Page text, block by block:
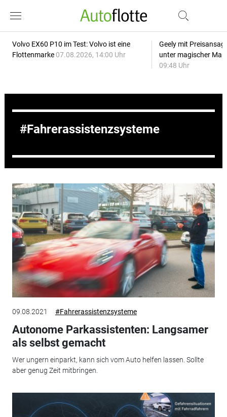
Volvo EX60 P10 im Test: Volvo ist eine
Flottenmarke 07.08.2026, 14:00 Uhr
Geely mit
unter magischer
09:48 Uhr
Fahrerassistenzsysteme
09.08.2021 #Fahrerassistenzsysteme
Autonome Parkassistenten: Langsamer
als selbst gemacht
Wer ungern einparkt, kann sich vom Auto helfen lassen. Sollte
aber genug Zeit mitbringen.